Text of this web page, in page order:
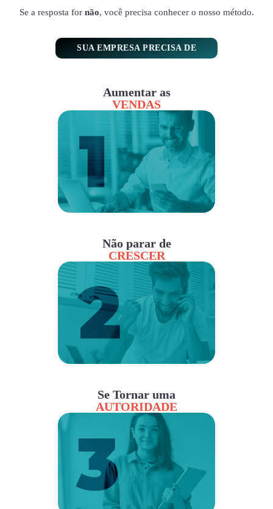
Se a resposta for não, você precisa conhecer o nosso método.
SUA EMPRESA PRECISA DE
Aumentar as
VENDAS
Não parar de
CRESCER
Se Tornar uma
AUTORIDADE